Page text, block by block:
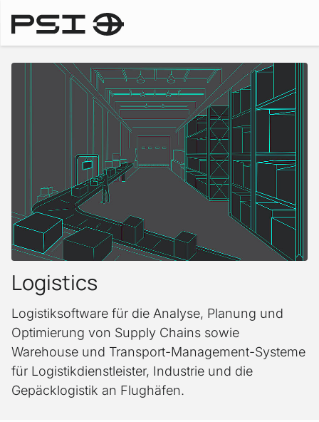
Logistics
Logistiksoftware für die Analyse, Planung und
Optimierung von Supply Chains sowie
Warehouse und Transport-Management-Systeme
für Logistikdienstleister, Industrie und die
Gepäcklogistik an Flughäfen.